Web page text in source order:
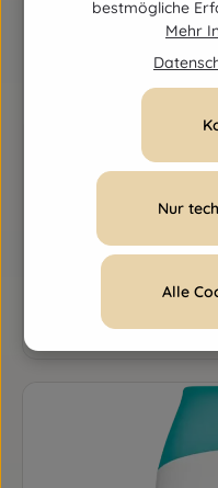
La Roche Posay
UVMune 400 LSF 50+
(0,44 € / 1
Verkaufspreis:Regulärer Preis:
24,90 €
bestmögliche
Mehr
Nur
Alle